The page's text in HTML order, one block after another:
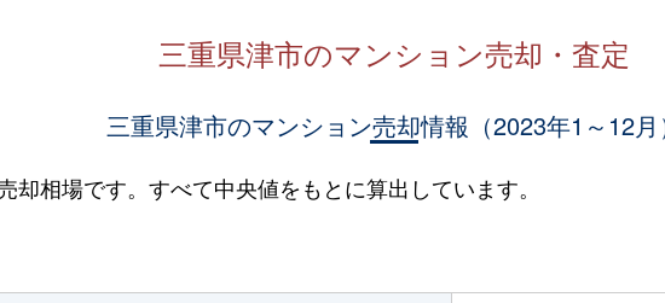
三重県津市のマンション売却・査定
三重県津市のマンション売却情報（2023年1～12月
却相場です。すべて中央値をもとに算出しています。